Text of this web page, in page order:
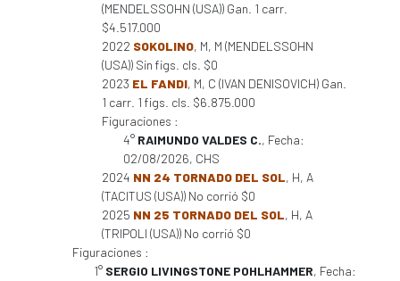
(MENDELSSOHN (USA)) Gan. 1 carr.
$4.517.000
2022 SOKOLINO, M, M (MENDELSSOHN
(USA)) Sin figs. cls. $0
2023 EL FANDI, M, C (IVAN DENISOVICH) Gan.
1 carr. 1 figs. cls. $6.875.000
Figuraciones :
4° RAIMUNDO VALDES C., Fecha:
02/08/2026, CHS
2024 NN 24 TORNADO DEL SOL, H, A
(TACITUS (USA)) No corrió $0
2025 NN 25 TORNADO DEL SOL, H, A
(TRIPOLI (USA)) No corrió $0
Figuraciones :
1° SERGIO LIVINGSTONE POHLHAMMER, Fecha: